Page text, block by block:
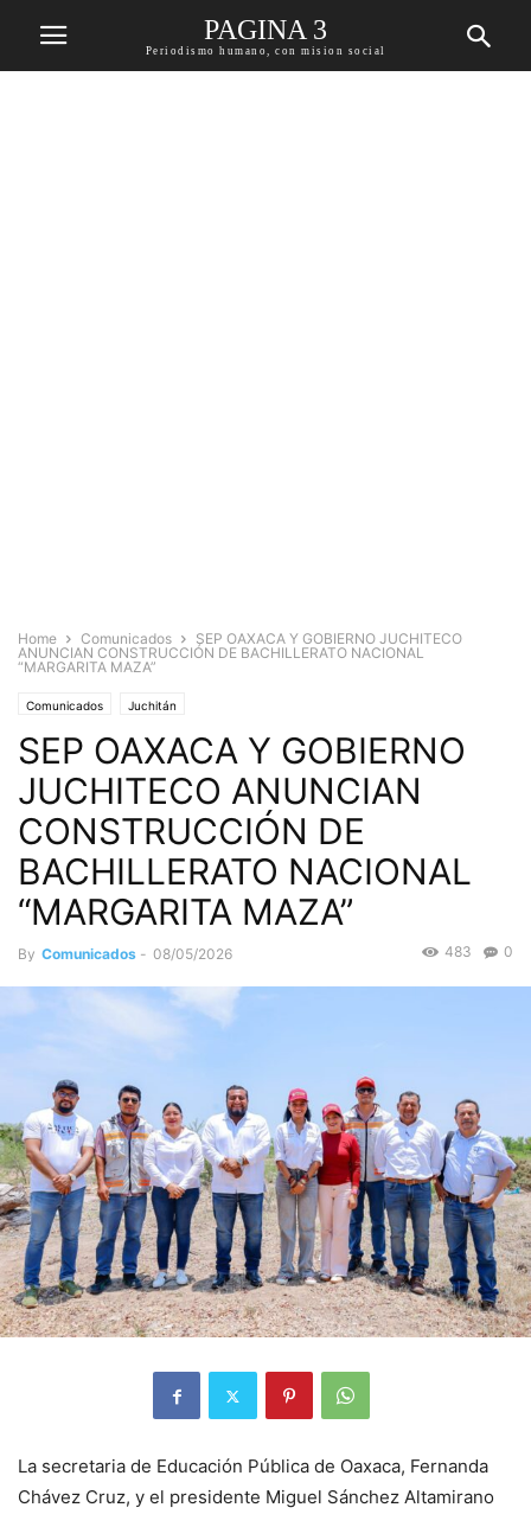
PAGINA 3
Periodismo humano, con mision social
Home Comunicados
SEP OAXACA Y GOBIERNO JUCHITECO
ANUNCIAN CONSTRUCCIÓN DE BACHILLERATO NACIONAL
“MARGARITA MAZA”
Comunicados Juchitán
SEP OAXACA Y GOBIERNO
JUCHITECO ANUNCIAN
CONSTRUCCIÓN DE
BACHILLERATO NACIONAL
“MARGARITA MAZA”
By Comunicados - 08/05/2026 0
483
La secretaria de Educación Pública de Oaxaca, Fernanda
Chávez Cruz, y el presidente Miguel Sánchez Altamirano